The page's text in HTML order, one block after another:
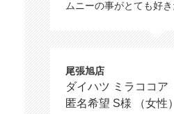
ムニーの事がとても好
尾張旭店
ダイハツ ミラココア
匿名希望 S様 （女性